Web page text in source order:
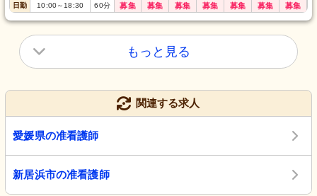
日勤 10:00～18:30 60分 募集 募集 募集 募集 募集 募集 募集
もっと見る
関連する求人
愛媛県の准看護師
新居浜市の准看護師